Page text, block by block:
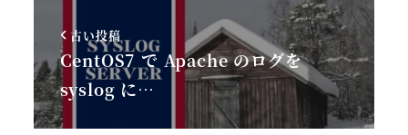
古い投稿
CentOS7 で Apache のログを
syslog に…